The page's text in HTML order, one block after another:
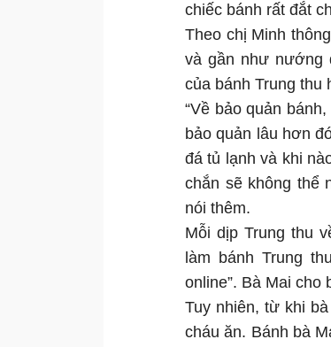
chiếc bánh rất đắt
Theo chị Minh
và gần như nướng
của bánh Trung thu
“Về bảo quản
bảo quản lâu hơn
đá tủ lạnh và khi
chắn sẽ không thể
nói thêm.
Mỗi dịp Trung thu
làm bánh Trung
online”. Bà Mai cho
Tuy nhiên, từ khi
cháu ăn. Bánh bà